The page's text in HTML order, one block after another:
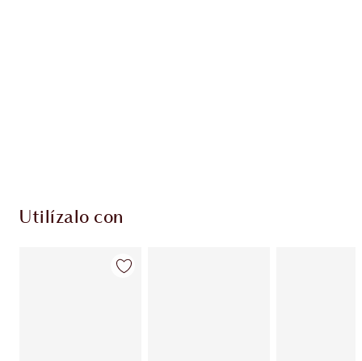
Utilízalo con